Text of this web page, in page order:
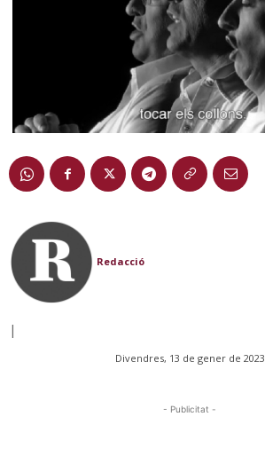
Redacció
|
Divendres, 13 de gener de 2023
- Publicitat -